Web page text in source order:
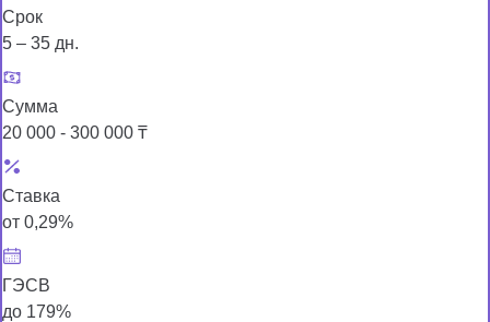
Срок
5 – 35 дн.
Сумма
20 000 - 300 000 ₸
Ставка
от 0,29%
ГЭСВ
до 179%